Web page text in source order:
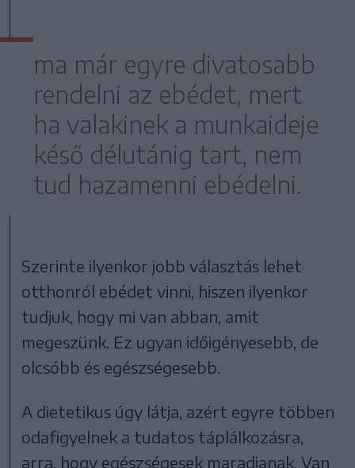
ma már egyre divatosabb
rendelni az ebédet, mert
ha valakinek a munkaideje
késő délutánig tart, nem
tud hazamenni ebédelni.
Szerinte ilyenkor jobb választás lehet
otthonról ebédet vinni, hiszen ilyenkor
tudjuk, hogy mi van abban, amit
megeszünk. Ez ugyan időigényesebb, de
olcsóbb és egészségesebb.
A dietetikus úgy látja, azért egyre többen
odafigyelnek a tudatos táplálkozásra,
arra, hogy egészségesek maradjanak. Van